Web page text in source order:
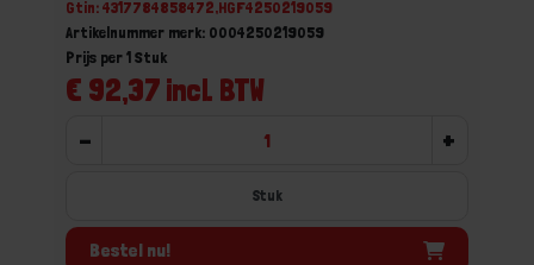
Gtin: 4317784858472,HGF4250219059
Artikelnummer merk: 0004250219059
€ 92,37 incl. BTW
Prijs per 1 Stuk
- +
Stuk
Bestel nu!